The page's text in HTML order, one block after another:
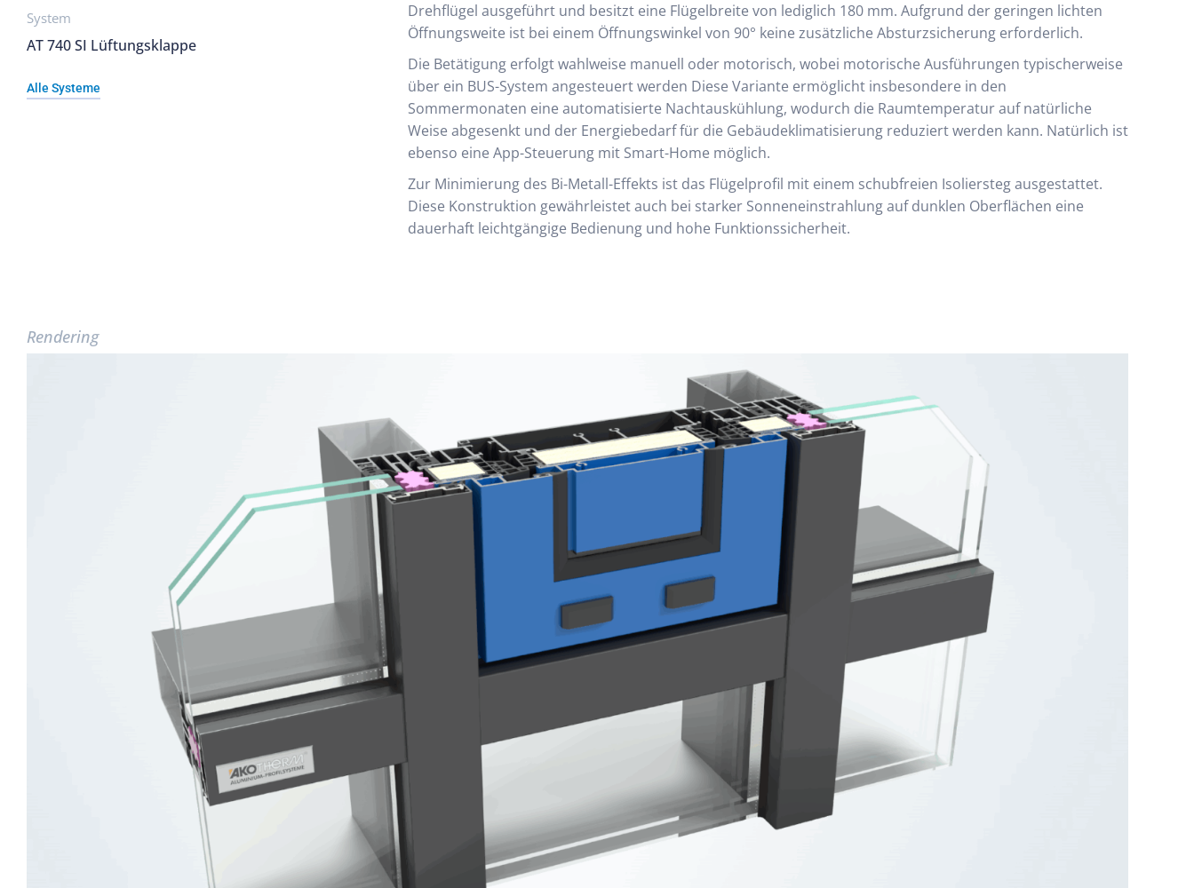
System
AT 740 SI Lüftungsklappe
Alle Systeme
Drehflügel ausgeführt und besitzt eine Flügelbreite von lediglich 180 mm. Aufgrund der geringen lichten
Öffnungsweite ist bei einem Öffnungswinkel von 90° keine zusätzliche Absturzsicherung erforderlich.
Die Betätigung erfolgt wahlweise manuell oder motorisch, wobei motorische Ausführungen typischerweise
über ein BUS-System angesteuert werden Diese Variante ermöglicht insbesondere in den
Sommermonaten eine automatisierte Nachtauskühlung, wodurch die Raumtemperatur auf natürliche
Weise abgesenkt und der Energiebedarf für die Gebäudeklimatisierung reduziert werden kann. Natürlich ist
ebenso eine App-Steuerung mit Smart-Home möglich.
Zur Minimierung des Bi-Metall-Effekts ist das Flügelprofil mit einem schubfreien Isoliersteg ausgestattet.
Diese Konstruktion gewährleistet auch bei starker Sonneneinstrahlung auf dunklen Oberflächen eine
dauerhaft leichtgängige Bedienung und hohe Funktionssicherheit.
Rendering